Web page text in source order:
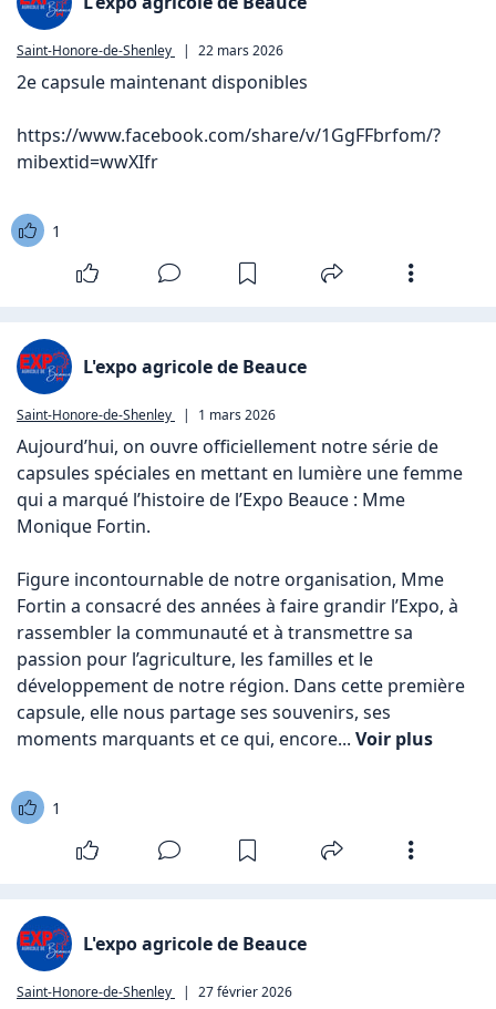
Saint-Honore-de-Shenley | 22 mars 2026
2e capsule maintenant disponibles
https://www.facebook.com/share/v/1GgFFbrfom/?
mibextid=wwXIfr
1
L'expo agricole de Beauce
Saint-Honore-de-Shenley | 1 mars 2026
Aujourd’hui, on ouvre officiellement notre série de
capsules spéciales en mettant en lumière une femme
qui a marqué l’histoire de l’Expo Beauce : Mme
Monique Fortin.
Figure incontournable de notre organisation, Mme
Fortin a consacré des années à faire grandir l’Expo, à
rassembler la communauté et à transmettre sa
passion pour l’agriculture, les familles et le
développement de notre région. Dans cette première
capsule, elle nous partage ses souvenirs, ses
moments marquants et ce qui, encore... Voir plus
1
L'expo agricole de Beauce
Saint-Honore-de-Shenley | 27 février 2026